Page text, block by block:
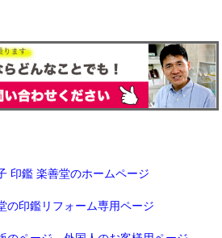
印鑑 楽善堂のホームページ
の印鑑リフォーム専用ページ